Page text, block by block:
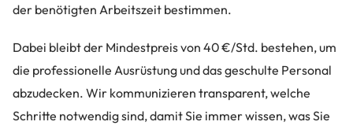
der benötigten Arbeitszeit bestimmen.
Dabei bleibt der Mindestpreis von 40 €/Std. bestehen, um
die professionelle Ausrüstung und das geschulte Personal
abzudecken. Wir kommunizieren transparent, welche
Schritte notwendig sind, damit Sie immer wissen, was Sie